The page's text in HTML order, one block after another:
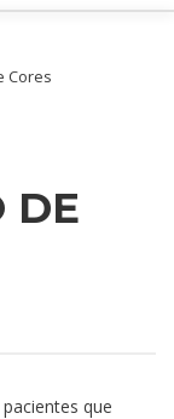
Cores
DE
que